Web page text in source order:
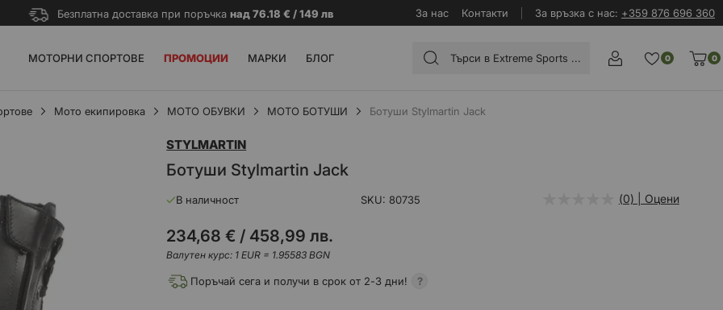
Безплатна доставка при поръчка над 76.18 € / 149 лв За нас Контакти За връзка с нас: +359 876 696 360
МОТОРНИ СПОРТОВЕ ПРОМОЦИИ МАРКИ БЛОГ 0
0
Мото екипировка МОТО ОБУВКИ МОТО БОТУШИ Ботуши Stylmartin Jack
Ботуши Stylmartin Jack
STYLMARTIN
В наличност SKU 80735 (0) | Оцени
234,68 € / 458,99 лв.
Валутен курс: 1 EUR = 1.95583 BGN
Поръчай сега и получи в срок от 2-3 дни!